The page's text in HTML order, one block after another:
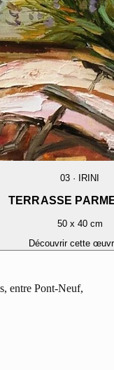
03 · IRINI
TERRASSE
50 x 40 cm
Découvrir cette
entre Pont-Neuf,